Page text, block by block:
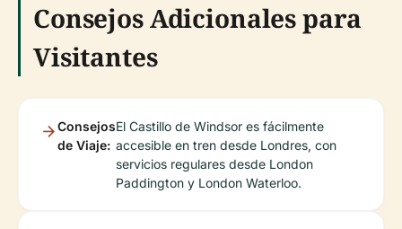
Consejos Adicionales para
Visitantes
Consejos
de Viaje:
El Castillo de Windsor es fácilmente
accesible en tren desde Londres, con
servicios regulares desde London
Paddington y London Waterloo.